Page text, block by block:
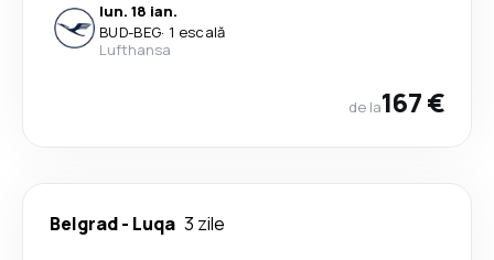
lun. 18 ian.
BUD-BEG· 1 escală
Lufthansa
de la167 €
Belgrad- Luqa 3 zile